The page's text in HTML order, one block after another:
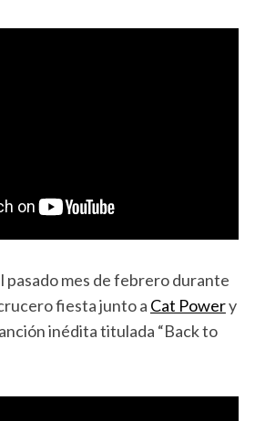
mes de febrero durante
fiesta junto a Cat Powery
inédita titulada “Back to